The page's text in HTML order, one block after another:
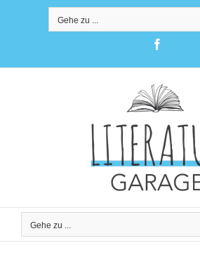
Gehe zu ...
Gehe zu ...